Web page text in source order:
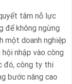
tâm nỗ lực
để không ngừng
một doanh nghiệp
nhập vào công
đó, công ty thi
bước nâng cao